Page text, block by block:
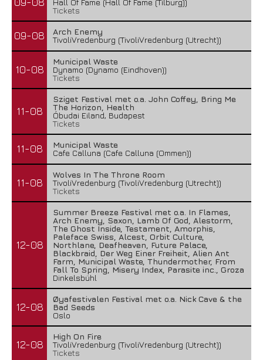
Hall Of Fame (Hall Of Fame (Tilburg))
Tickets
09-08
Arch Enemy
TivoliVredenburg (TivoliVredenburg (Utrecht))
10-08
Municipal Waste
Dynamo (Dynamo (Eindhoven))
Tickets
11-08
Sziget Festival met o.a. John Coffey, Bring Me
The Horizon, Health
Óbudai Eiland, Budapest
Tickets
11-08
Municipal Waste
Cafe Calluna (Cafe Calluna (Ommen))
11-08
Wolves In The Throne Room
TivoliVredenburg (TivoliVredenburg (Utrecht))
Tickets
12-08
Summer Breeze Festival met o.a. In Flames,
Arch Enemy, Saxon, Lamb Of God, Alestorm,
The Ghost Inside, Testament, Amorphis,
Paleface Swiss, Alcest, Orbit Culture,
Northlane, Deafheaven, Future Palace,
Blackbraid, Der Weg Einer Freiheit, Alien Ant
Farm, Municipal Waste, Thundermother, From
Fall To Spring, Misery Index, Parasite inc., Groza
Dinkelsbühl
12-08
Øyafestivalen Festival met o.a. Nick Cave & the
Bad Seeds
Oslo
12-08
High On Fire
TivoliVredenburg (TivoliVredenburg (Utrecht))
Tickets